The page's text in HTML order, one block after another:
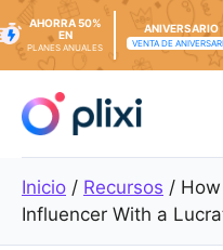
contenido
AHORRA 50%
EN
PLANES ANUALES
ANIVERSARIO
VENTA DE
Inicio / Recursos /
Influencer With a